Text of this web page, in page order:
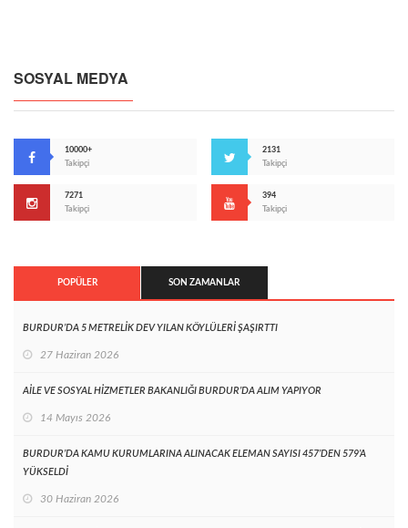
SOSYAL MEDYA
10000+
Takipçi
2131
Takipçi
7271
Takipçi
394
Takipçi
POPÜLER SON ZAMANLAR
BURDUR’DA 5 METRELİK DEV YILAN KÖYLÜLERİ ŞAŞIRTTI
27 Haziran 2026
AİLE VE SOSYAL HİZMETLER BAKANLIĞI BURDUR’DA ALIM YAPIYOR
14 Mayıs 2026
BURDUR’DA KAMU KURUMLARINA ALINACAK ELEMAN SAYISI 457’DEN 579’A
YÜKSELDİ
30 Haziran 2026